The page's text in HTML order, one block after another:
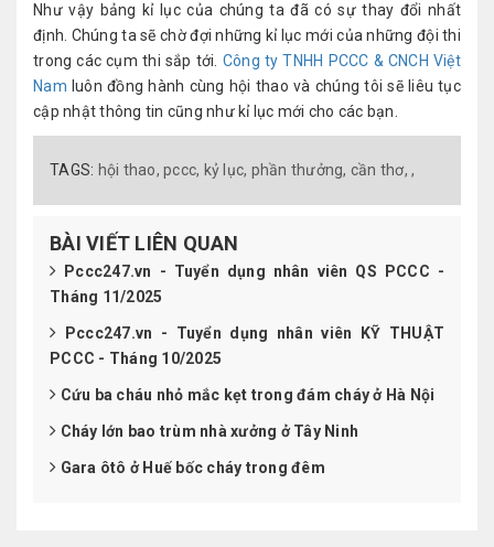
Như vậy bảng kỉ lục của chúng ta đã có sự thay đổi nhất
định. Chúng ta sẽ chờ đợi những kỉ lục mới của những đội thi
trong các cụm thi sắp tới. Công ty TNHH PCCC & CNCH Việt
Nam luôn đồng hành cùng hội thao và chúng tôi sẽ liêu tục
cập nhật thông tin cũng như kỉ lục mới cho các bạn.
TAGS: hội thao, pccc, kỷ lục, phần thưởng, cần thơ, ,
BÀI VIẾT LIÊN QUAN
Pccc247.vn - Tuyển dụng nhân viên QS PCCC -
Tháng 11/2025
Pccc247.vn - Tuyển dụng nhân viên KỸ THUẬT
PCCC - Tháng 10/2025
Cứu ba cháu nhỏ mắc kẹt trong đám cháy ở Hà Nội
Cháy lớn bao trùm nhà xưởng ở Tây Ninh
Gara ôtô ở Huế bốc cháy trong đêm